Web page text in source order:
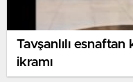
Tavşanlılı
ikramı